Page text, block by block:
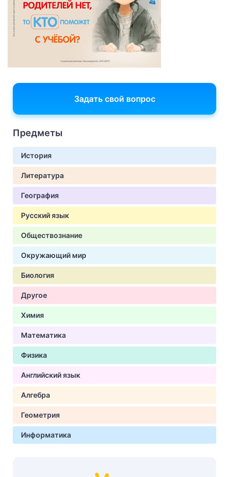
Задать свой вопрос
Предметы
История
Литература
География
Русский язык
Обществознание
Окружающий мир
Биология
Другое
Химия
Математика
Физика
Английский язык
Алгебра
Геометрия
Информатика